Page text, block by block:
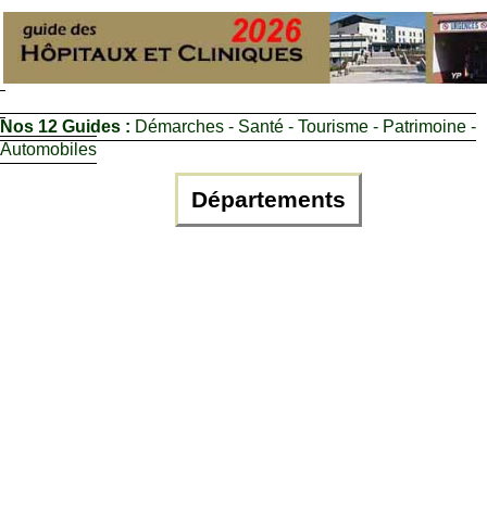
Nos 12 Guides : Démarches - Santé - Tourisme - Patrimoine -
Automobiles
Départements